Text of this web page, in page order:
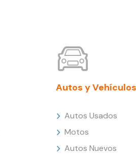
Autos y Vehículos
Autos Usados
Motos
Autos Nuevos